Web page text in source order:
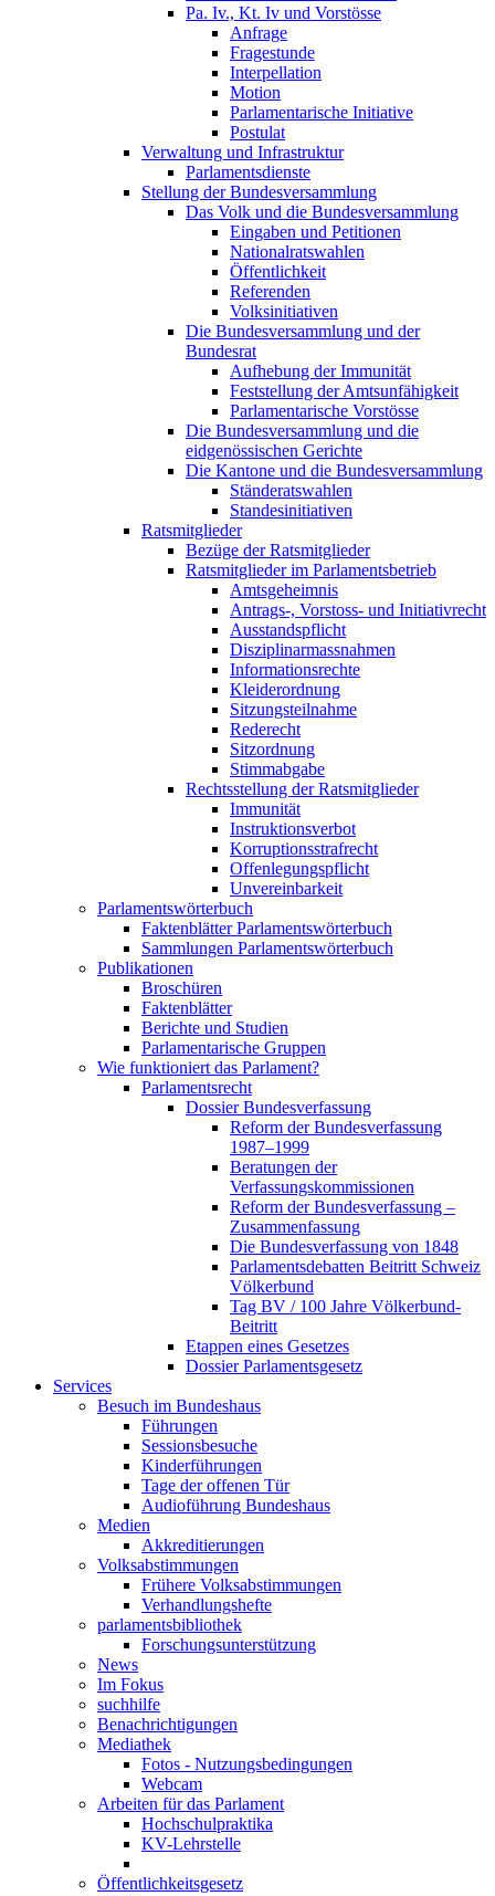
Pa. Iv., Kt. Iv und Vorstösse
Anfrage
Fragestunde
Interpellation
Motion
Parlamentarische Initiative
Postulat
Verwaltung und Infrastruktur
Parlamentsdienste
Stellung der Bundesversammlung
Das Volk und die Bundesversammlung
Eingaben und Petitionen
Nationalratswahlen
Öffentlichkeit
Referenden
Volksinitiativen
Die Bundesversammlung und der
Bundesrat
Aufhebung der Immunität
Feststellung der Amtsunfähigkeit
Parlamentarische Vorstösse
Die Bundesversammlung und die
eidgenössischen Gerichte
Die Kantone und die Bundesversammlung
Ständeratswahlen
Standesinitiativen
Ratsmitglieder
Bezüge der Ratsmitglieder
Ratsmitglieder im Parlamentsbetrieb
Amtsgeheimnis
Antrags-, Vorstoss- und Initiativrecht
Ausstandspflicht
Disziplinarmassnahmen
Informationsrechte
Kleiderordnung
Sitzungsteilnahme
Rederecht
Sitzordnung
Stimmabgabe
Rechtsstellung der Ratsmitglieder
Immunität
Instruktionsverbot
Korruptionsstrafrecht
Offenlegungspflicht
Unvereinbarkeit
Parlamentswörterbuch
Faktenblätter Parlamentswörterbuch
Sammlungen Parlamentswörterbuch
Publikationen
Broschüren
Faktenblätter
Berichte und Studien
Parlamentarische Gruppen
Wie funktioniert das Parlament?
Parlamentsrecht
Dossier Bundesverfassung
Reform der Bundesverfassung
1987–1999
Beratungen der
Verfassungskommissionen
Reform der Bundesverfassung –
Zusammenfassung
Die Bundesverfassung von 1848
Parlamentsdebatten Beitritt Schweiz
Völkerbund
Tag BV / 100 Jahre Völkerbund-
Beitritt
Etappen eines Gesetzes
Dossier Parlamentsgesetz
Services
Besuch im Bundeshaus
Führungen
Sessionsbesuche
Kinderführungen
Tage der offenen Tür
Audioführung Bundeshaus
Medien
Akkreditierungen
Volksabstimmungen
Frühere Volksabstimmungen
Verhandlungshefte
parlamentsbibliothek
Forschungsunterstützung
News
Im Fokus
suchhilfe
Benachrichtigungen
Mediathek
Fotos - Nutzungsbedingungen
Webcam
Arbeiten für das Parlament
Hochschulpraktika
KV-Lehrstelle
Öffentlichkeitsgesetz